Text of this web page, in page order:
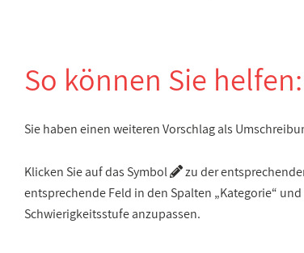
So können Sie helfen:
Sie haben einen weiteren Vorschlag als
Klicken Sie auf das Symbol
zu der
entsprechende Feld in den Spalten „Kategorie“
Schwierigkeitsstufe anzupassen.